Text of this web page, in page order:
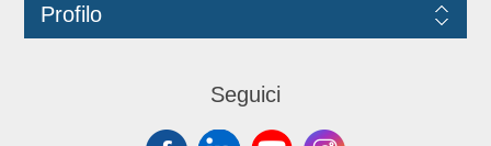
Profilo
Seguici